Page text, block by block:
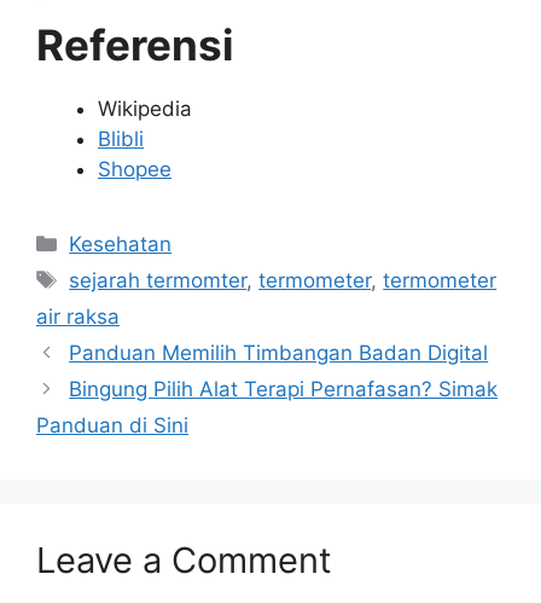
Referensi
Wikipedia
Blibli
Shopee
Categories
Kesehatan
Tags
sejarah termomter,termometer,termometer
air raksa
Panduan Memilih Timbangan Badan Digital
Bingung Pilih Alat Terapi Pernafasan? Simak
Panduan di Sini
Leave a Comment